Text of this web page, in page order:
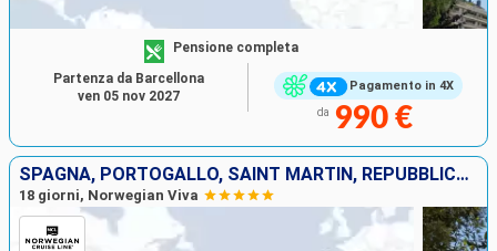
Pagamento in 4X
Pensione completa
da 990 €
Partenza da Barcellona
ven 05 nov 2027
SPAGNA, PORTOGALLO, SAINT MARTIN, REPUBBLICA DOMINICANA, GIAMAICA, STATI UNITI
18 giorni, Norwegian Viva